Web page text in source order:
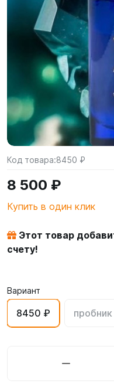
Код товара:8450 ₽
8 500 ₽
Купить в один клик
Этот товар
счету!
Вариант
8450 ₽